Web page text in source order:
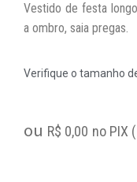
Vestido de festa
a ombro, saia pregas.
Verifique o tamanho
ou R$ 0,00 no PIX